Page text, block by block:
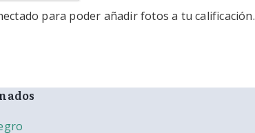
para poder añadir fotos a tu calificación.